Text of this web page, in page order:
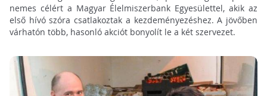
nemes célért a Magyar Élelmiszerbank Egyesülettel, akik az
első hívó szóra csatlakoztak a kezdeményezéshez. A jövőben
várhatón több, hasonló akciót bonyolít le a két szervezet.